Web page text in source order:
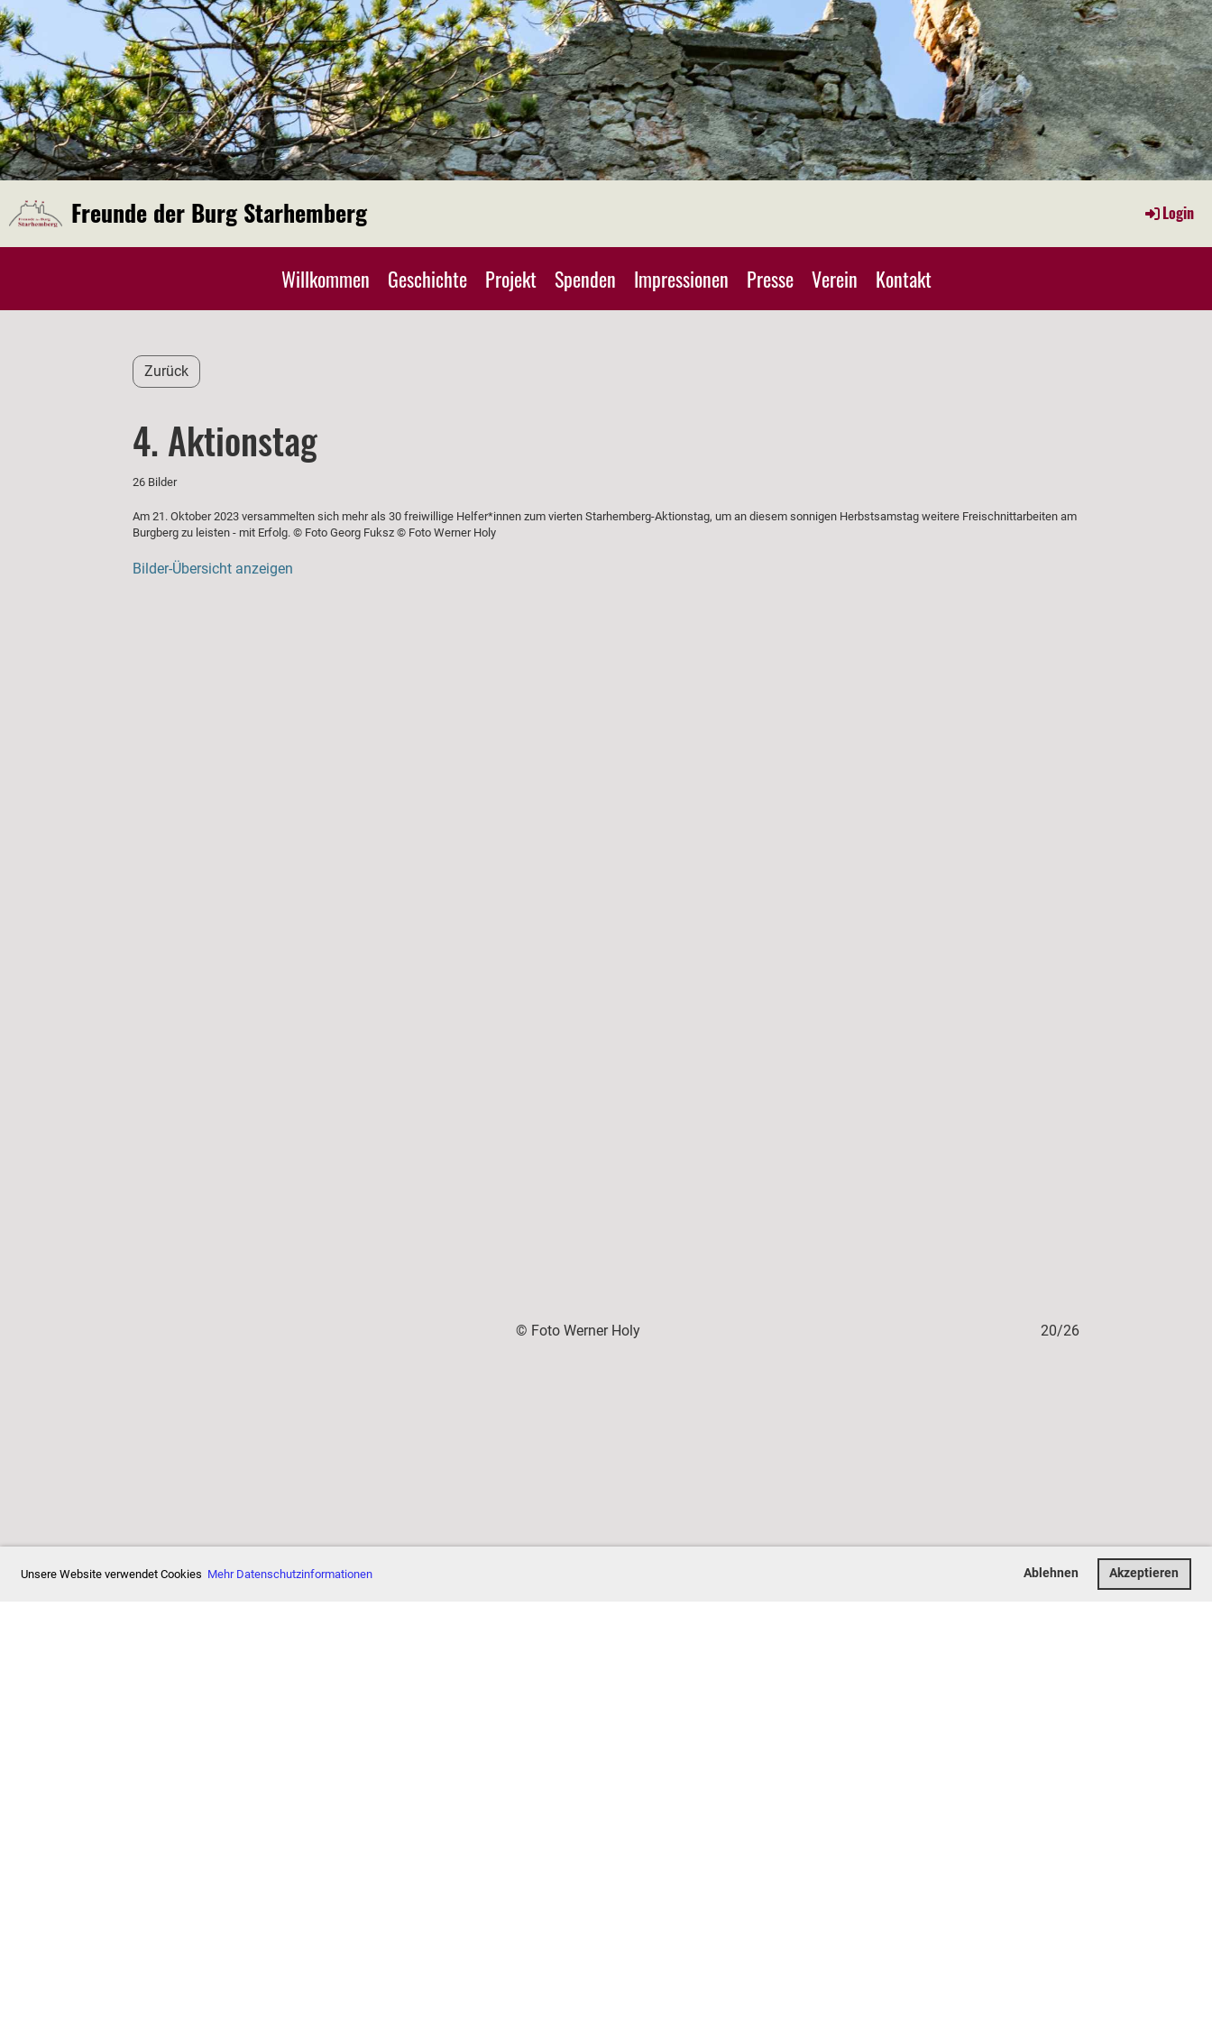
Unsere Website verwendet Cookies Mehr Datenschutzinformationen Ablehnen Akzeptieren
Freunde der Burg Starhemberg Login
Willkommen Geschichte Projekt Spenden Impressionen Presse Verein Kontakt
Zurück
4. Aktionstag
26 Bilder
Am 21. Oktober 2023 versammelten sich mehr als 30 freiwillige Helfer*innen zum vierten Starhemberg-Aktionstag, um an diesem sonnigen Herbstsamstag weitere Freischnittarbeiten am
Burgberg zu leisten - mit Erfolg. © Foto Georg Fuksz © Foto Werner Holy
Bilder-Übersicht anzeigen
© Foto Werner Holy 20/26